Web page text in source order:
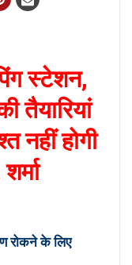
स्टेशन,
तैयारियां
नहीं होगी
रोकने के लिए